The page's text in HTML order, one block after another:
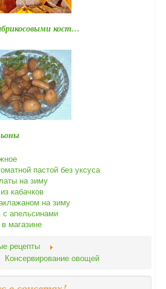
кост…
пастой без уксуса
на зиму
кабачков
на зиму
с апельсинами
магазине
рецепты
Консервирование овощей